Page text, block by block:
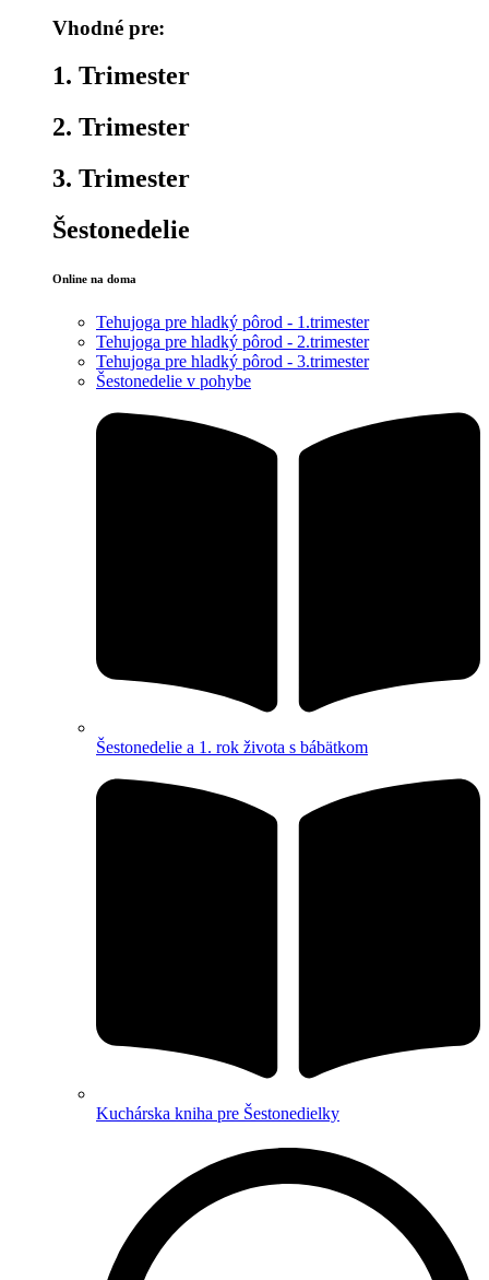
Vhodné pre:
1. Trimester
2. Trimester
3. Trimester
Šestonedelie
Online na doma
Tehujoga pre hladký pôrod - 1.trimester
Tehujoga pre hladký pôrod - 2.trimester
Tehujoga pre hladký pôrod - 3.trimester
Šestonedelie v pohybe
Šestonedelie a 1. rok života s bábätkom
Kuchárska kniha pre Šestonedielky